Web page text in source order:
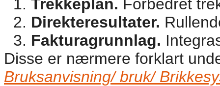
Trekkeplan. Forbedret
Direkteresultater.
Fakturagrunnlag.
Disse er nærmere forklart
Bruksanvisning/ bruk/